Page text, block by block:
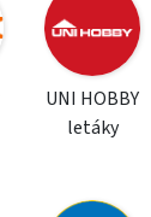
UNI HOBBY
letáky